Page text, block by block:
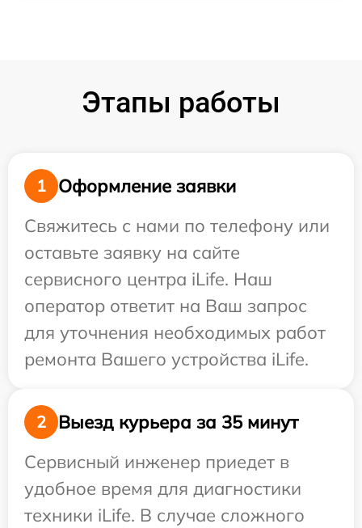
Этапы работы
1
Оформление заявки
Свяжитесь с нами по телефону или
оставьте заявку на сайте
сервисного центра iLife. Наш
оператор ответит на Ваш запрос
для уточнения необходимых работ
ремонта Вашего устройства iLife.
2
Выезд курьера за 35 минут
Сервисный инженер приедет в
удобное время для диагностики
техники iLife. В случае сложного